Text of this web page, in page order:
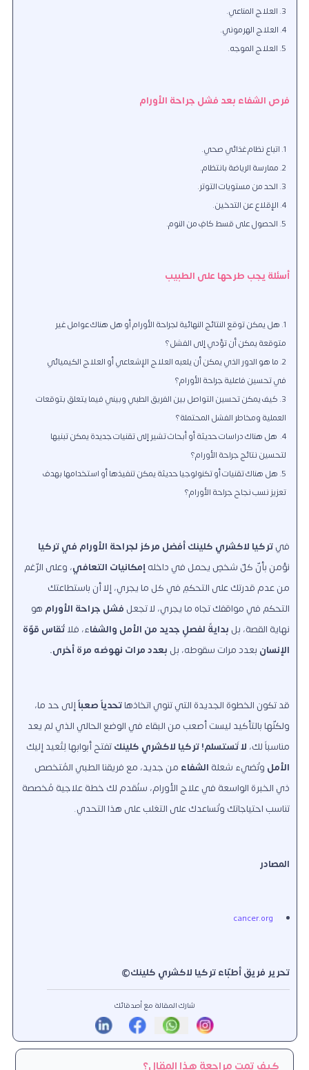
العلاج المناعي.
العلاج الهرموني.
العلاج الموجه.
فرص الشفاء بعد فشل جراحة الأورام
اتباع نظام غذائي صحي.
ممارسة الرياضة بانتظام.
الحد من مستويات التوتر.
الإقلاع عن التدخين.
الحصول على قسط كافٍ من النوم.
أسئلة يجب طرحها على الطبيب
هل يمكن توقع النتائج النهائية لجراحة الأورام أو هل هناك عوامل غير
متوقعة يمكن أن تؤدي إلى الفشل؟
ما هو الدور الذي يمكن أن يلعبه العلاج الإشعاعي أو العلاج الكيميائي
في تحسين فاعلية جراحة الأورام؟
كيف يمكن تحسين التواصل بين الفريق الطبي وبيني فيما يتعلق بتوقعات
العملية ومخاطر الفشل المحتملة؟
هل هناك دراسات حديثة أو أبحاث تشير إلى تقنيات جديدة يمكن تبنيها
لتحسين نتائج جراحة الأورام؟
هل هناك تقنيات أو تكنولوجيا حديثة يمكن تنفيذها أو استخدامها بهدف
تعزيز نسب نجاح جراحة الأورام؟
فيتركيا لاكشري كلينكأفضل مركز لجراحة الأورام في تركيا
نؤمن بأنّ كلّ شخصٍ يحمل في داخلهإمكانيات التعافي، وعلى الرّغم
من عدم قدرتك على التحكُّمِ في كل ما يجري، إلا أن باستطاعتك
التحكُّم في مواقفك تجاه ما يجري، لا تجعل فشل جراحة الأورام هو
نهاية القصة، بل بدايةً لفصلٍ جديد من الأمل والشفاء، فلاتُقاس قوّة
الإنسان بعدد مرات سقوطه، بل بعدد مرات نهوضه مرة أخرى.
قد تكون الخطوة الجديدة التي تنوي اتخاذهاتحدياً صعباًإلى حد ما،
ولكنّها بالتأكيد ليست أصعب من البقاء في الوضع الحالي الذي لم يعد
مناسباً لك، لا تَستسلم!تركيا لاكشري كلينكتفتح أبوابها لِتُعيد إليك
الأمل وتُضيء شعلة الشفاء من جديد، مع فريقنا الطبي المُتخصص
ذي الخبرة الواسعة في علاج الأورام، سنُقدم لك خطة علاجية مُخصصة
تناسب احتياجاتك وتُساعدك على التغلب على هذا التحدي.
المصادر
cancer.org
تحرير فريق أطبّاء تركيا لاكشري كلينك©
شارك المقالة مع أصدقائك
كيف تمت مراجعة هذا المقال؟